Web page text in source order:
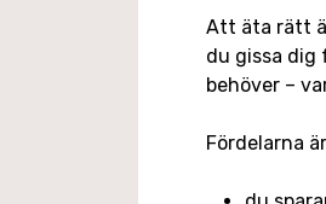
Att äta rätt
du gissa dig
behöver –
Fördelarna